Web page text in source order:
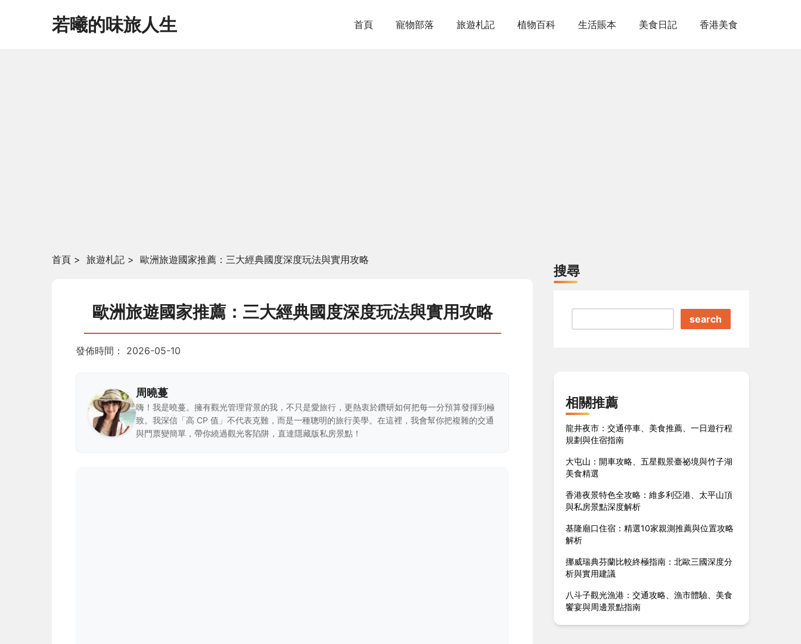
若曦的味旅人生 首頁 寵物部落 旅遊札記 植物百科 生活賬本 美食日記 香港美食
首頁 > 旅遊札記 > 歐洲旅遊國家推薦：三大經典國度深度玩法與實用攻略
歐洲旅遊國家推薦：三大經典國度深度玩法與實用攻略
發佈時間： 2026-05-10
周曉蔓
嗨！我是曉蔓。擁有觀光管理背景的我，不只是愛旅行，更熱衷於鑽研如何把每一分預算發揮到極
致。我深信「高 CP 值」不代表克難，而是一種聰明的旅行美學。在這裡，我會幫你把複雜的交通
與門票變簡單，帶你繞過觀光客陷阱，直達隱藏版私房景點！
搜尋
search
相關推薦
龍井夜市：交通停車、美食推薦、一日遊行程
規劃與住宿指南
大屯山：開車攻略、五星觀景臺祕境與竹子湖
美食精選
香港夜景特色全攻略：維多利亞港、太平山頂
與私房景點深度解析
基隆廟口住宿：精選10家親測推薦與位置攻略
解析
挪威瑞典芬蘭比較終極指南：北歐三國深度分
析與實用建議
八斗子觀光漁港：交通攻略、漁市體驗、美食
饗宴與周邊景點指南